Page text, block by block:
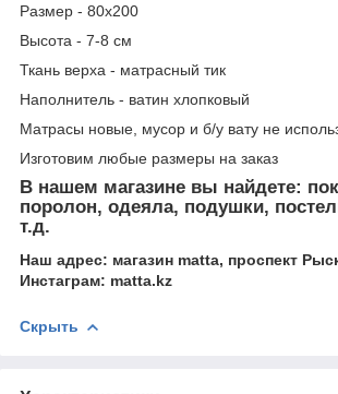
Размер - 80х200
Высота - 7-8 см
Ткань верха - матрасный тик
Наполнитель - ватин хлопковый
Матрасы новые, мусор и б/у вату не
Изготовим любые размеры на заказ
В нашем магазине вы найдете:
поролон, одеяла, подушки,
т.д.
Наш адрес: магазин matta, проспект
Инстаграм: matta.kz
Скрыть